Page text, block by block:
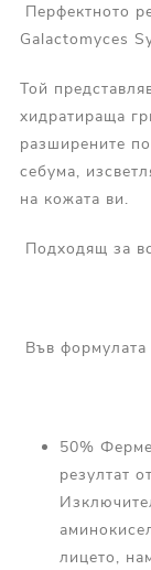
Перфектното
Galactomyces
Той
хидратираща
разширените
себума,
на кожата ви.
Подходящ за
Във
50%
резултат
лицето,